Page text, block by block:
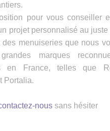
pour vous conseiller
projet personnalisé au
menuiseries que nous
marques
en France, telles que
Portalia.
nous sans hésiter